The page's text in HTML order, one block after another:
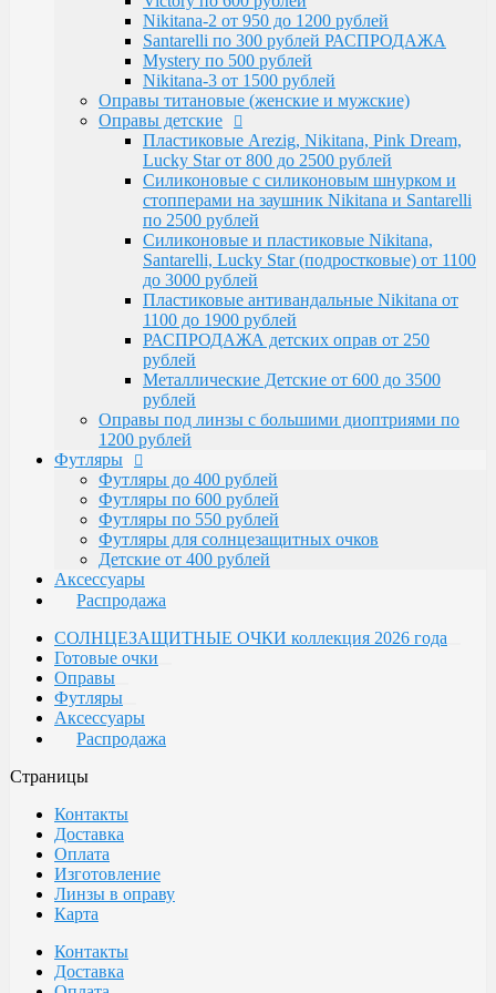
Santarelli, Lucky Star (подростковые) от 1100
до 3000 рублей
Пластиковые антивандальные Nikitana от
1100 до 1900 рублей
РАСПРОДАЖА детских оправ от 250 рублей
Металлические Детские от 600 до 3500
рублей
Оправы под линзы с большими диоптриями по
1200 рублей
Футляры до 400 рублей
Футляры по 600 рублей
Футляры по 550 рублей
Футляры для солнцезащитных очков
Детские от 400 рублей
Распродажа
Nikitana-2 от 950 до 1200 рублей
Santarelli по 300 рублей РАСПРОДАЖА
Mystery по 500 рублей
Nikitana-3 от 1500 рублей
Оправы титановые (женские и мужские)
Оправы детские
Пластиковые Arezig, Nikitana, Pink Dream,
Lucky Star от 800 до 2500 рублей
Силиконовые с силиконовым шнурком и
стопперами на заушник Nikitana и Santarelli
по 2500 рублей
Силиконовые и пластиковые Nikitana,
Santarelli, Lucky Star (подростковые) от 1100
до 3000 рублей
Пластиковые антивандальные Nikitana от
1100 до 1900 рублей
РАСПРОДАЖА детских оправ от 250
рублей
Металлические Детские от 600 до 3500
рублей
Оправы под линзы с большими диоптриями по
1200 рублей
Футляры
Футляры до 400 рублей
Футляры по 600 рублей
Футляры по 550 рублей
Футляры для солнцезащитных очков
Детские от 400 рублей
Аксессуары
Распродажа
СОЛНЦЕЗАЩИТНЫЕ ОЧКИ коллекция 2026 года
Готовые очки
Оправы
Футляры
Аксессуары
Распродажа
Страницы
Контакты
Доставка
Оплата
Изготовление
Линзы в оправу
Карта
Контакты
Доставка